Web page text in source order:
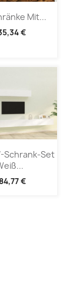
Mit...
€
Schrank-Set
€